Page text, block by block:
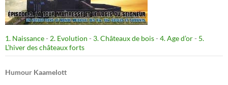
1. Naissance- 2. Evolution - 3. Châteaux de bois- 4. Age d’or- 5.
L’hiver des châteaux forts
Humour Kaamelott